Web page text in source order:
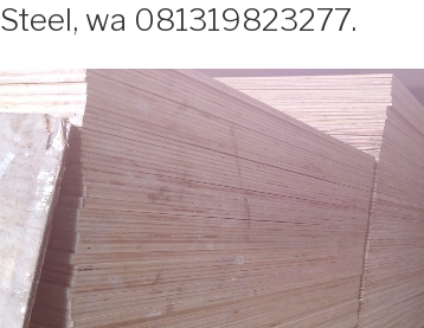
Steel, wa 081319823277.